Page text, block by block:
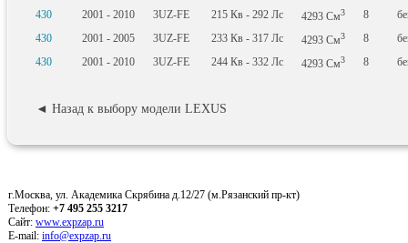
430
2001 - 2010 3UZ-FE 215 Кв - 292 Лс 4293 См3 8
430
2001 - 2005 3UZ-FE 233 Кв - 317 Лс 4293 См3 8
430
2001 - 2010 3UZ-FE 244 Кв - 332 Лс 4293 См3 8
◄ Назад к выбору модели LEXUS
г.Москва, ул. Академика Скрябина д.12/27 (м.Рязанский пр-кт)
Телефон: +7 495 255 3217
Сайт: www.expzap.ru
E-mail: info@expzap.ru